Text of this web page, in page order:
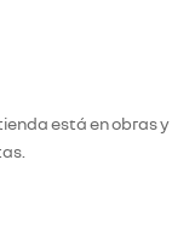
está en obras y